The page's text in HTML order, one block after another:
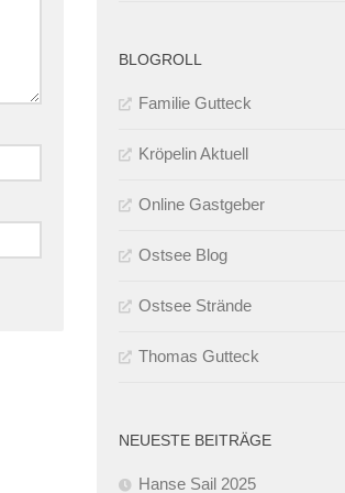
BLOGROLL
Familie Gutteck
Kröpelin Aktuell
Online Gastgeber
Ostsee Blog
Ostsee Strände
Thomas Gutteck
NEUESTE BEITRÄGE
Hanse Sail 2025